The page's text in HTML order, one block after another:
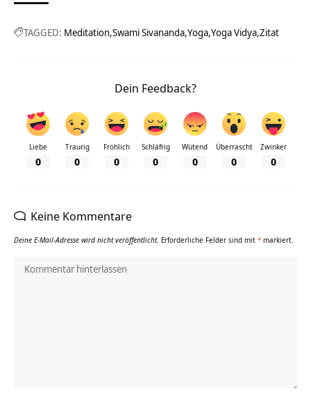
TAGGED: Meditation Swami Sivananda Yoga Yoga Vidya Zitat
Dein Feedback?
Liebe
0
Traurig
0
Fröhlich
0
Schläfrig
0
Wütend
0
Überrascht
0
Zwinker
0
Keine Kommentare
Deine E-Mail-Adresse wird nicht veröffentlicht. Erforderliche Felder sind mit * markiert.